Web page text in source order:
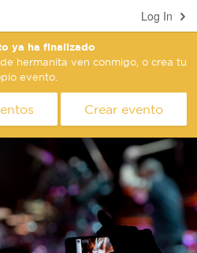
Log In
ya ha finalizado
hermanita ven conmigo, o crea tu
evento.
Crear evento